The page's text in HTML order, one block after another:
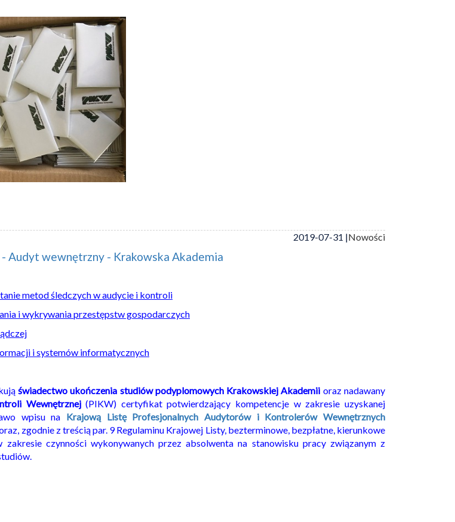
2019-07-31 |Nowości
Audyt wewnętrzny - Krakowska Akademia
metod śledczych w audycie i kontroli
i wykrywania przestępstw gospodarczych
i systemów informatycznych
świadectwo ukończenia studiów podyplomowych Krakowskiej Akademii oraz nadawany
Wewnętrznej(PIKW) certyfikat potwierdzający kompetencje w zakresie uzyskanej
wpisu na Krajową Listę Profesjonalnych Audytorów i Kontrolerów Wewnętrznych
zgodnie z treścią par. 9 Regulaminu Krajowej Listy, bezterminowe, bezpłatne, kierunkowe
zakresie czynności wykonywanych przez absolwenta na stanowisku pracy związanym z